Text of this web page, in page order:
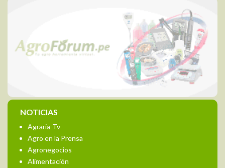
NOTICIAS
Agraria-Tv
Agro en la Prensa
Agronegocios
Alimentación